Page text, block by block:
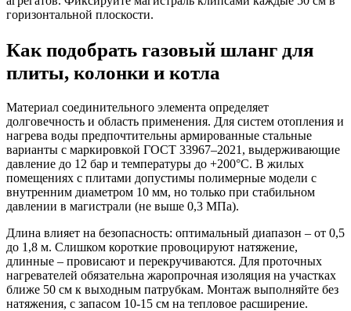
горизонтальной плоскости.
Как подобрать газовый шланг для
плиты, колонки и котла
Материал соединительного элемента определяет
долговечность и область применения. Для систем отопления и
нагрева воды предпочтительны армированные стальные
варианты с маркировкой ГОСТ 33967–2021, выдерживающие
давление до 12 бар и температуры до +200°C. В жилых
помещениях с плитами допустимы полимерные модели с
внутренним диаметром 10 мм, но только при стабильном
давлении в магистрали (не выше 0,3 МПа).
Длина влияет на безопасность: оптимальный диапазон – от 0,5
до 1,8 м. Слишком короткие провоцируют натяжение,
длинные – провисают и перекручиваются. Для проточных
нагревателей обязательна жаропрочная изоляция на участках
ближе 50 см к выходным патрубкам. Монтаж выполняйте без
натяжения, с запасом 10-15 см на тепловое расширение.